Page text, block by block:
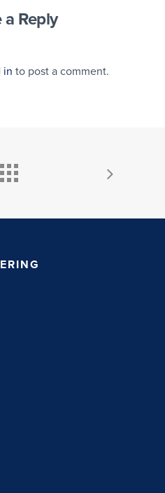
a Reply
in to post a comment.